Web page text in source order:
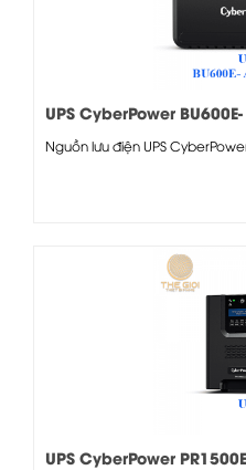
UPS CyberPower
Nguồn lưu điện UPS
UPS CyberPower